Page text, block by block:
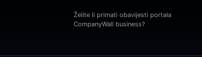
Želite li primati obavijesti portala
CompanyWall business?